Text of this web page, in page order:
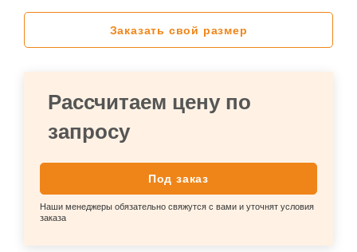
Заказать свой размер
Рассчитаем цену по
запросу
Под заказ
Наши менеджеры обязательно свяжутся с вами и уточнят условия
заказа